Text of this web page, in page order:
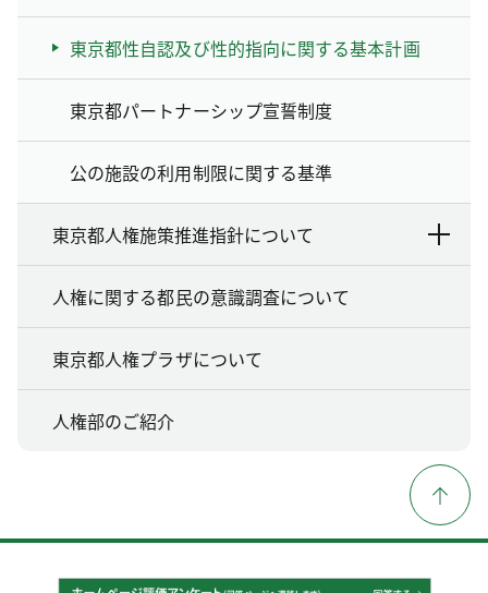
東京都性自認及び性的指向に関する基本計画
東京都パートナーシップ宣誓制度
公の施設の利用制限に関する基準
東京都人権施策推進指針について
人権に関する都民の意識調査について
東京都人権プラザについて
人権部のご紹介